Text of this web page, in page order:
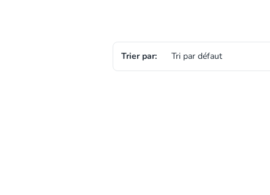
Trier par: Tri par défaut